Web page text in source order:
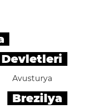
Avusturya
Brezilya